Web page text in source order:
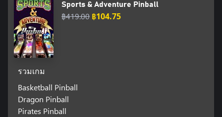
Sports & Adventure Pinball
฿419.00 ฿104.75
รวมเกม
Basketball Pinball
Dragon Pinball
Pirates Pinball